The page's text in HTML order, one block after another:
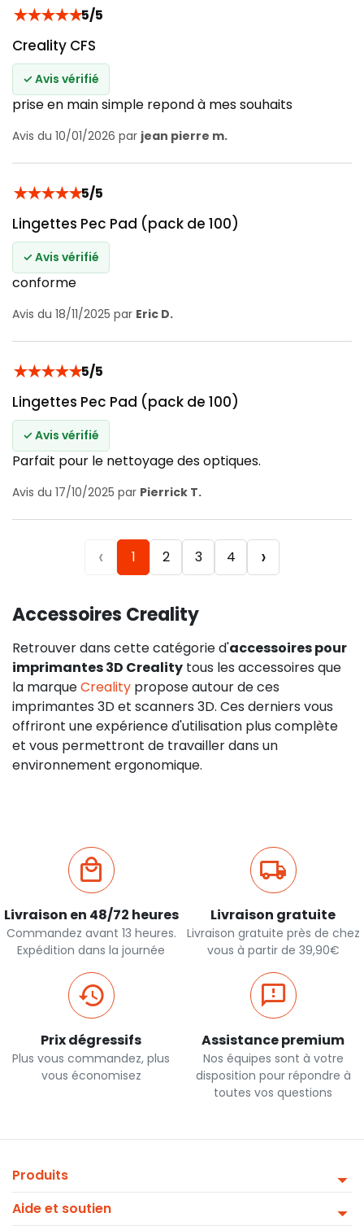
★★★★★5/5
Creality CFS
✓ Avis vérifié
prise en main simple repond à mes souhaits
Avis du 10/01/2026 par jean pierre m.
★★★★★5/5
Lingettes Pec Pad (pack de 100)
✓ Avis vérifié
conforme
Avis du 18/11/2025 par Eric D.
★★★★★5/5
Lingettes Pec Pad (pack de 100)
✓ Avis vérifié
Parfait pour le nettoyage des optiques.
Avis du 17/10/2025 par Pierrick T.
‹ 1 2 3 4 ›
Accessoires Creality
Retrouver dans cette catégorie d'accessoires pour
imprimantes 3D Creality tous les accessoires que
la marqueCreality propose autour de ces
imprimantes 3D et scanners 3D. Ces derniers vous
offriront une expérience d'utilisation plus complète
et vous permettront de travailler dans un
environnement ergonomique.
Livraison en 48/72 heures
Commandez avant 13 heures.
Expédition dans la journée
Livraison gratuite
Livraison gratuite près de chez
vous à partir de 39,90€
Prix dégressifs
Plus vous commandez, plus
vous économisez
Assistance premium
Nos équipes sont à votre
disposition pour répondre à
toutes vos questions
Produits
Aide et soutien